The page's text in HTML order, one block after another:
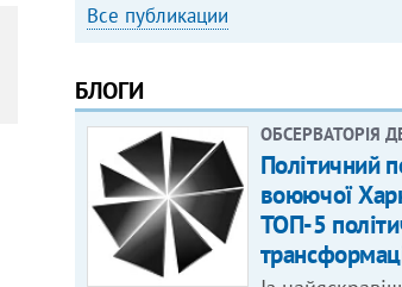
Все публикации
БЛОГИ
ОБСЕРВАТОРІЯ
Політичний
воюючої
ТОП-5